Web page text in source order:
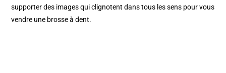
supporter des images qui clignotent dans tous les sens pour vous
vendre une brosse à dent.